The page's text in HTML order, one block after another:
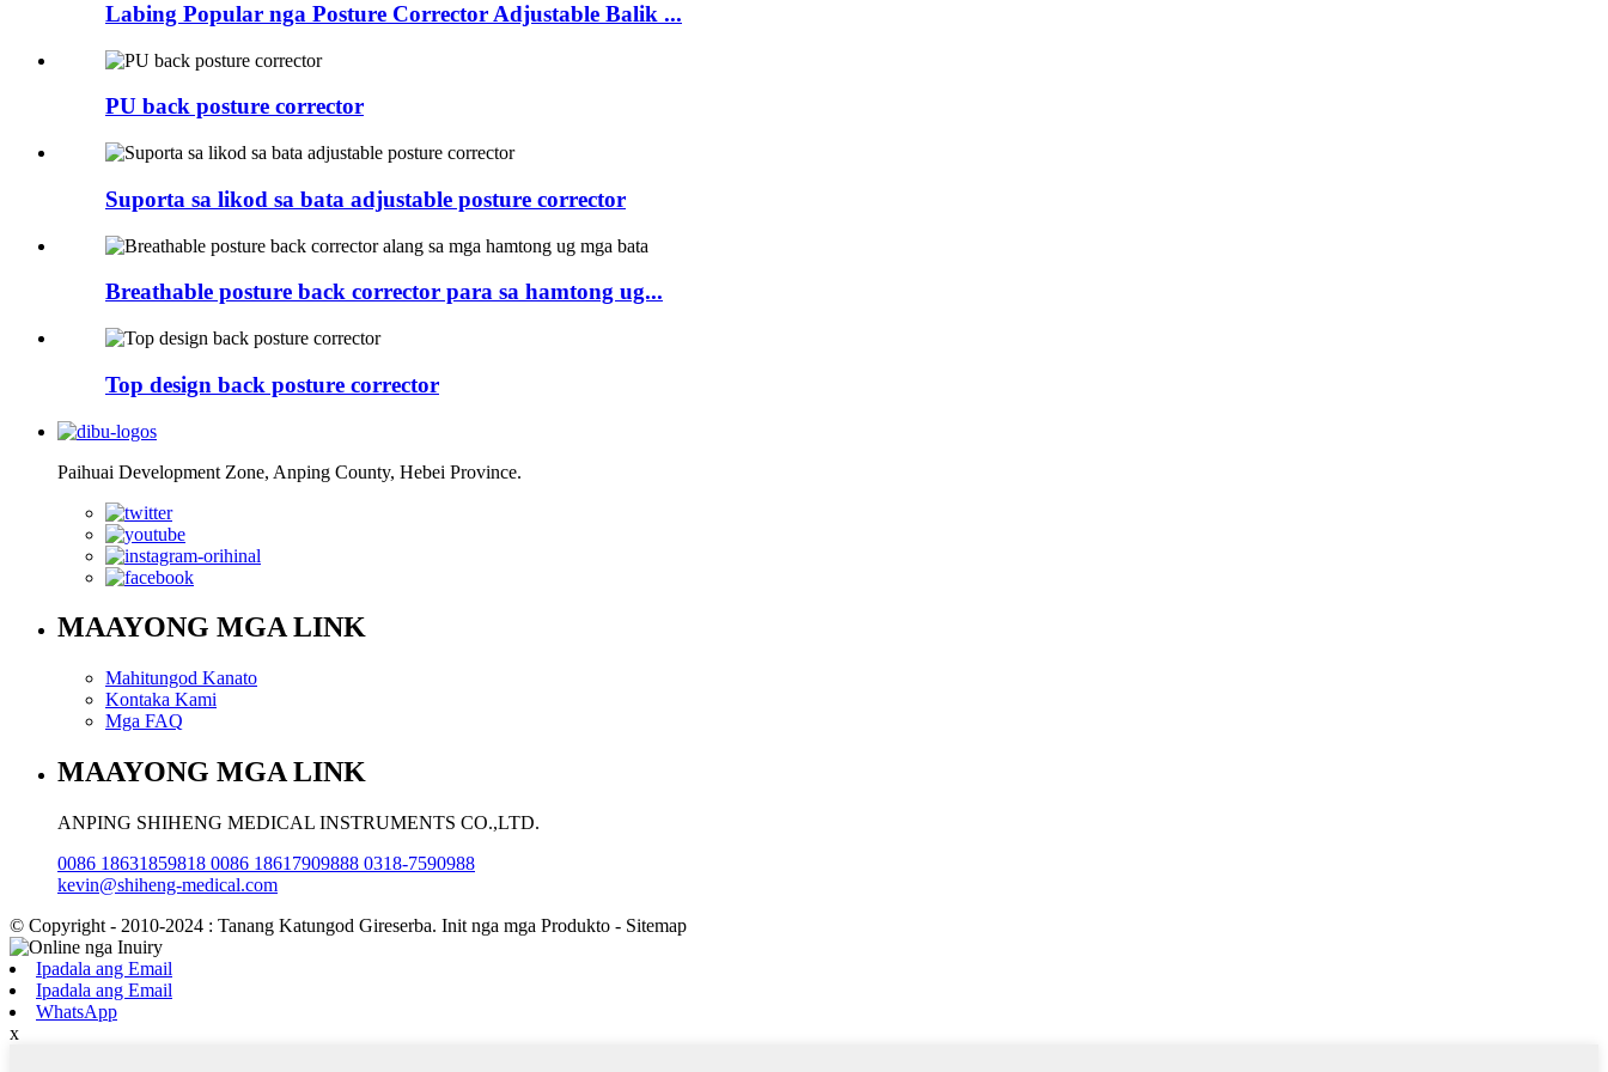
Labing Popular nga Posture Corrector Adjustable Balik ...
PU back posture corrector
Suporta sa likod sa bata adjustable posture corrector
Breathable posture back corrector para sa hamtong ug...
Top design back posture corrector
Paihuai Development Zone, Anping County, Hebei Province.
MAAYONG MGA LINK
Mahitungod Kanato
Kontaka Kami
Mga FAQ
MAAYONG MGA LINK
ANPING SHIHENG MEDICAL INSTRUMENTS CO.,LTD.
0086 18631859818 0086 18617909888 0318-7590988
kevin@shiheng-medical.com
© Copyright - 2010-2024 : Tanang Katungod Gireserba. Init nga mga Produkto - Sitemap
Ipadala ang Email
Ipadala ang Email
WhatsApp
x